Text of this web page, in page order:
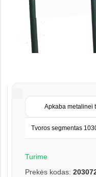
Apkaba metalinei
Tvoros segmentas
Turime
Prekės kodas: